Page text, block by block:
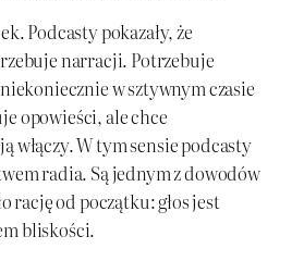
Podcasty pokazały, że
narracji. Potrzebuje
w sztywnym czasie
opowieści, ale chce
włączy. W tym sensie podcasty
radia. Są jednym z dowodów
rację od początku: głos jest
bliskości.